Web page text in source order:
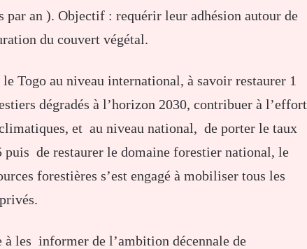
an ). Objectif : requérir leur adhésion autour de
du couvert végétal.
Togo au niveau international, à savoir restaurer 1
dégradés à l’horizon 2030, contribuer à l’effort
et au niveau national, de porter le taux
puis de restaurer le domaine forestier national, le
forestières s’est engagé à mobiliser tous les
les informer de l’ambition décennale de